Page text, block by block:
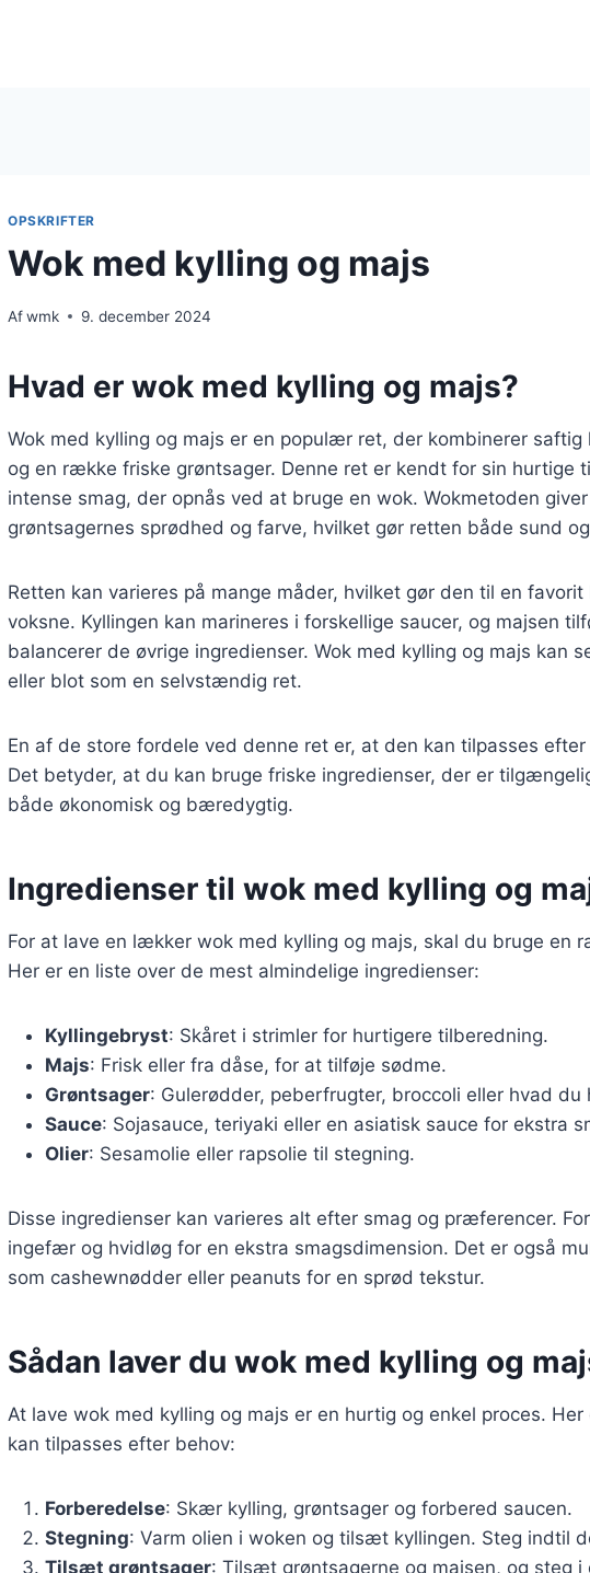
OPSKRIFTER
Wok med kylling og majs
Afwmk 9. december 2024
Hvad er wok med kylling og majs?
Wok med kylling og majs er en populær ret, der kombinerer saftig
og en række friske grøntsager. Denne ret er kendt for sin hurtige
intense smag, der opnås ved at bruge en wok. Wokmetoden
grøntsagernes sprødhed og farve, hvilket gør retten både sund
Retten kan varieres på mange måder, hvilket gør den til en
voksne. Kyllingen kan marineres i forskellige saucer, og majsen
balancerer de øvrige ingredienser. Wok med kylling og majs kan
eller blot som en selvstændig ret.
En af de store fordele ved denne ret er, at den kan tilpasses
Det betyder, at du kan bruge friske ingredienser, der er
både økonomisk og bæredygtig.
Ingredienser til wok med kylling og
For at lave en lækker wok med kylling og majs, skal du bruge en
Her er en liste over de mest almindelige ingredienser:
Kyllingebryst: Skåret i strimler for hurtigere tilberedning.
Majs: Frisk eller fra dåse, for at tilføje sødme.
Grøntsager: Gulerødder, peberfrugter, broccoli eller hvad du
Sauce: Sojasauce, teriyaki eller en asiatisk sauce for ekstra
Olier: Sesamolie eller rapsolie til stegning.
Disse ingredienser kan varieres alt efter smag og præferencer.
ingefær og hvidløg for en ekstra smagsdimension. Det er også
som cashewnødder eller peanuts for en sprød tekstur.
Sådan laver du wok med kylling og
At lave wok med kylling og majs er en hurtig og enkel proces.
kan tilpasses efter behov:
Forberedelse: Skær kylling, grøntsager og forbered saucen.
Stegning: Varm olien i woken og tilsæt kyllingen. Steg indtil
Tilsæt grøntsager: Tilsæt grøntsagerne og majsen, og steg i